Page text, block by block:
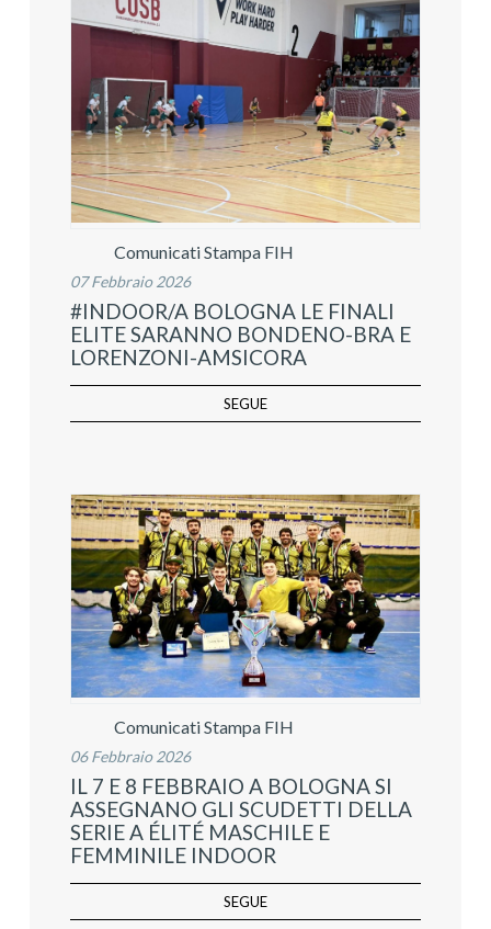
Comunicati Stampa FIH
07 Febbraio 2026
#INDOOR/A BOLOGNA LE FINALI
ELITE SARANNO BONDENO-BRA E
LORENZONI-AMSICORA
SEGUE
Comunicati Stampa FIH
06 Febbraio 2026
IL 7 E 8 FEBBRAIO A BOLOGNA SI
ASSEGNANO GLI SCUDETTI DELLA
SERIE A ÉLITÉ MASCHILE E
FEMMINILE INDOOR
SEGUE